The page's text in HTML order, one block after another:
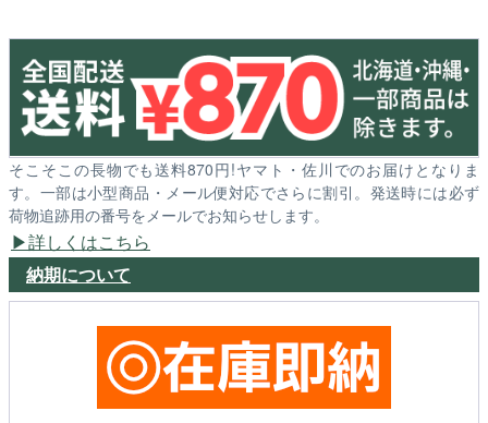
そこそこの長物でも送料870円!ヤマト・佐川でのお届けとなりま
す。一部は小型商品・メール便対応でさらに割引。発送時には必ず
荷物追跡用の番号をメールでお知らせします。
詳しくはこちら
納期について